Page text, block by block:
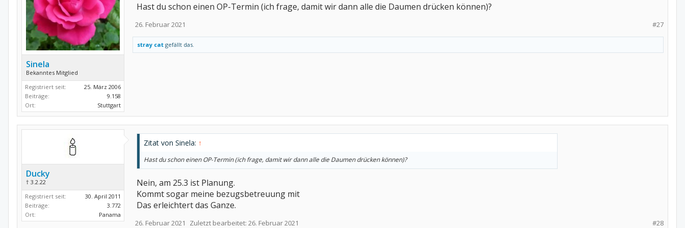
Danke Danke... das wäre wunderbar <3
Sinela
Bekanntes Mitglied
Registriert seit:
25. März 2006
Beiträge:
9.158
Ort:
Stuttgart
Hast du schon einen OP-Termin (ich frage, damit wir dann alle die Daumen drücken können)?
#27
26. Februar 2021
stray cat gefällt das.
Ducky
† 3.2.22
Registriert seit:
30. April 2011
Beiträge:
3.772
Ort:
Panama
Zitat von Sinela: ↑
Hast du schon einen OP-Termin (ich frage, damit wir dann alle die Daumen drücken können)?
Nein, am 25.3 ist Planung.
Kommt sogar meine bezugsbetreuung mit
Das erleichtert das Ganze.
#28
26. Februar 2021 Zuletzt bearbeitet: 26. Februar 2021